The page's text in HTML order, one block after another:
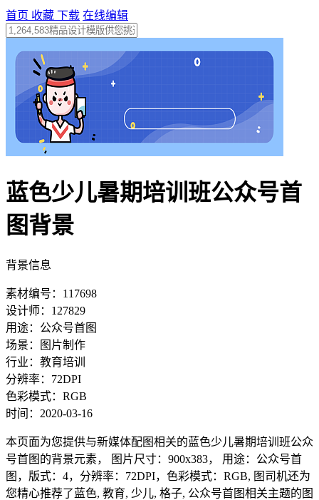
首页 收藏 下载 在线编辑
蓝色少儿暑期培训班公众号首
图背景
背景信息
素材编号：117698
设计师：127829
用途：公众号首图
场景：图片制作
行业：教育培训
分辨率：72DPI
色彩模式：RGB
时间：2020-03-16
本页面为您提供与新媒体配图相关的蓝色少儿暑期培训班公众
号首图的背景元素， 图片尺寸：900x383， 用途：公众号首
图，版式：4，分辨率：72DPI，色彩模式：RGB, 图司机还为
您精心推荐了蓝色, 教育, 少儿, 格子, 公众号首图相关主题的图